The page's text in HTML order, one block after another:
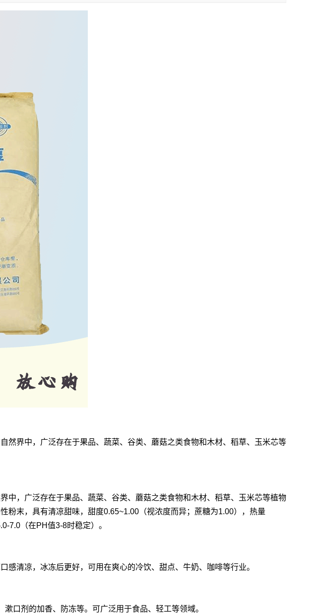
然界中，广泛存在于果品、蔬菜、谷类、蘑菇之类食物和木材、稻草、玉米芯等
中，广泛存在于果品、蔬菜、谷类、蘑菇之类食物和木材、稻草、玉米芯等植物
粉末，具有清凉甜味，甜度0.65~1.00（视浓度而异；蔗糖为1.00），热量
7.0（在PH值3-8时稳定）。
清凉，冰冻后更好，可用在爽心的冷饮、甜点、牛奶、咖啡等行业。
口剂的加香、防冻等。可广泛用于食品、轻工等领域。